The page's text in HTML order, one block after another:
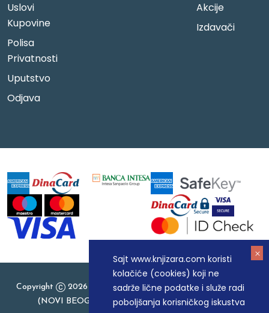
Sajt www.knjizara.com koristi
kolačiće (cookies) koji ne
sadrže lične podatke i služe radi
poboljšanja korisničkog iskustva
Uslovi
Kupovine
Polisa
Privatnosti
Uputstvo
Odjava
Akcije
Izdavači
Copyright
2026 Knjizara.com - MAKART DOO BEOGRAD
(NOVI BEOGRAD), PIB: 105184104, MB: 20337524